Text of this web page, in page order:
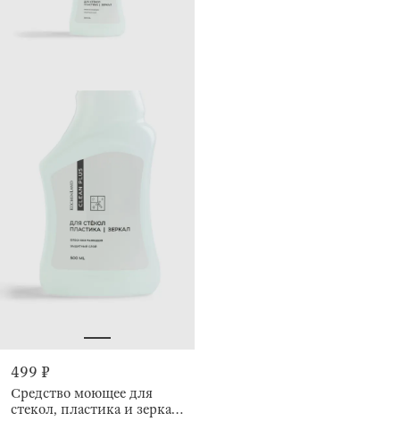
499 ₽
Средство моющее для
стекол, пластика и зеркал,